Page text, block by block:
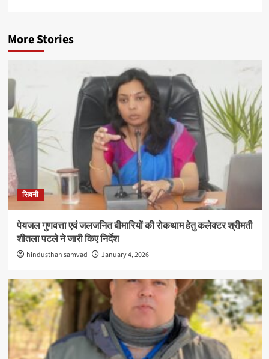
More Stories
सिवनी
पेयजल गुणवत्ता एवं जलजनित बीमारियों की रोकथाम हेतु कलेक्टर श्रीमती
शीतला पटले ने जारी किए निर्देश
hindusthan samvad January 4, 2026